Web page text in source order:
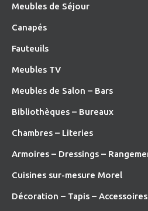
Meubles de Séjour
Canapés
Fauteuils
Meubles TV
Meubles de Salon – Bars
Bibliothèques – Bureaux
Chambres – Literies
Armoires – Dressings –
Cuisines sur-mesure Morel
Décoration – Tapis – Accessoires